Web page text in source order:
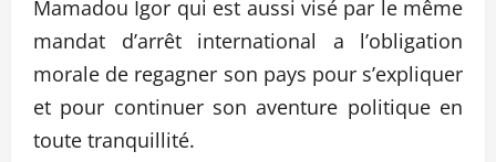
Mamadou Igor qui est aussi visé par le même
mandat d’arrêt international a l’obligation
morale de regagner son pays pour s’expliquer
et pour continuer son aventure politique en
toute tranquillité.